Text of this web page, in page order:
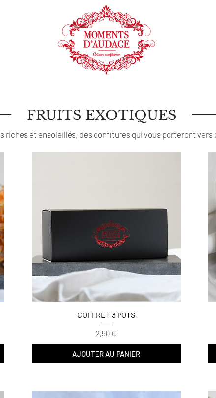
FRUITS EXOTIQUES
riches et ensoleillés, des confitures qui vous porteront vers
COFFRET 3 POTS
Prix
2,50 €
AJOUTER AU PANIER